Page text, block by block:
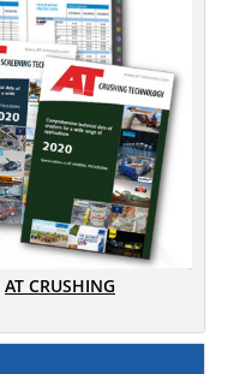
AT CRUSHING